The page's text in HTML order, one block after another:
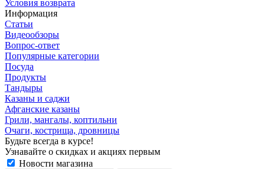
Условия возврата
Информация
Статьи
Видеообзоры
Вопрос-ответ
Популярные категории
Посуда
Продукты
Тандыры
Казаны и саджи
Афганские казаны
Грили, мангалы, коптильни
Очаги, кострища, дровницы
Будьте всегда в курсе!
Узнавайте о скидках и акциях первым
Новости магазина